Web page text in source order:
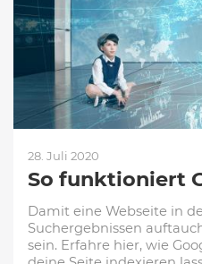
28. Juli 2020
So funktioniert
Damit eine Webseite in
Suchergebnissen
sein. Erfahre hier, wie